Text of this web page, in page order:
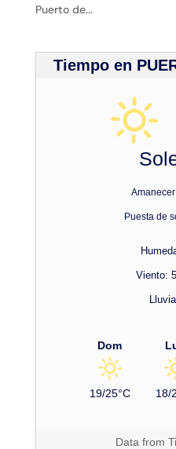
Puerto de...
Tiempo en
Puesta de
Viento:
Dom
19/25°C 18/
Data from